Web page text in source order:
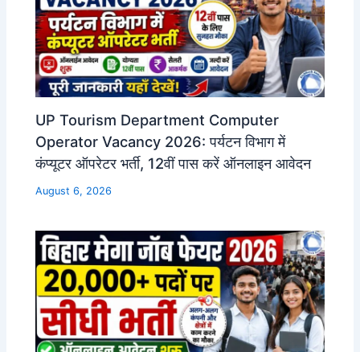
UP Tourism Department Computer
Operator Vacancy 2026: पर्यटन विभाग में
कंप्यूटर ऑपरेटर भर्ती, 12वीं पास करें ऑनलाइन आवेदन
August 6, 2026